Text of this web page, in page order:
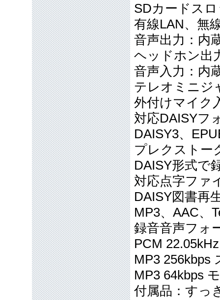
SDカードス
有線LAN、無
音声出力：内
ヘッドホン出
音声入力：内
テレオミニジ
外付けマイク
対応DAISYフ
DAISY3、
プレクストー
DAISY形式で
対応点字ファ
DAISY図書再
MP3、AAC、
録音音声フォ
PCM
MP3 256kbps
MP3 64kbps
付属品：すっ